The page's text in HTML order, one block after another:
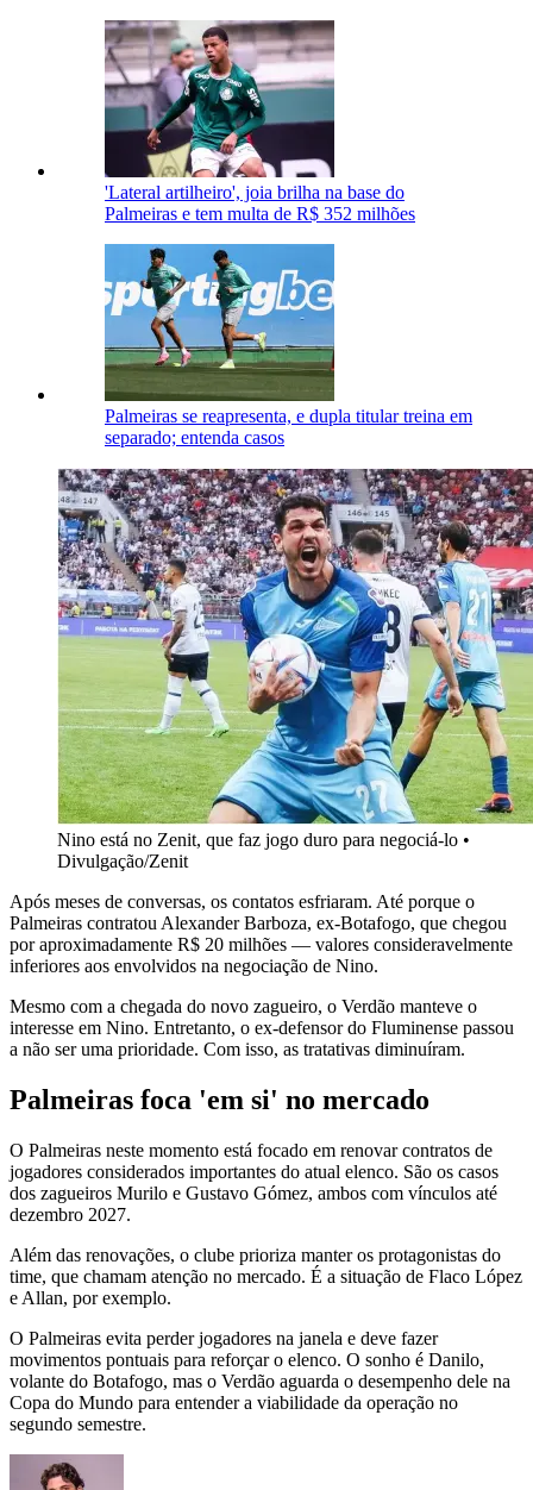
'Lateral artilheiro', joia brilha na base do
Palmeiras e tem multa de R$ 352 milhões
Palmeiras se reapresenta, e dupla titular treina em
separado; entenda casos
Nino está no Zenit, que faz jogo duro para negociá-lo •
Divulgação/Zenit
Após meses de conversas, os contatos esfriaram. Até porque o
Palmeiras contratou Alexander Barboza, ex-Botafogo, que chegou
por aproximadamente R$ 20 milhões — valores consideravelmente
inferiores aos envolvidos na negociação de Nino.
Mesmo com a chegada do novo zagueiro, o Verdão manteve o
interesse em Nino. Entretanto, o ex-defensor do Fluminense passou
a não ser uma prioridade. Com isso, as tratativas diminuíram.
Palmeiras foca 'em si' no mercado
O Palmeiras neste momento está focado em renovar contratos de
jogadores considerados importantes do atual elenco. São os casos
dos zagueiros Murilo e Gustavo Gómez, ambos com vínculos até
dezembro 2027.
Além das renovações, o clube prioriza manter os protagonistas do
time, que chamam atenção no mercado. É a situação de Flaco López
e Allan, por exemplo.
O Palmeiras evita perder jogadores na janela e deve fazer
movimentos pontuais para reforçar o elenco. O sonho é Danilo,
volante do Botafogo, mas o Verdão aguarda o desempenho dele na
Copa do Mundo para entender a viabilidade da operação no
segundo semestre.